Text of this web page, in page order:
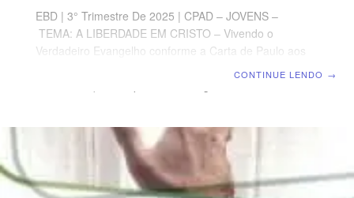
EBD | 3° Trimestre De 2025 | CPAD – JOVENS –
TEMA: A LIBERDADE EM CRISTO – Vivendo o
Verdadeiro Evangelho conforme a Carta de Paulo aos
promessa de Deus não pode ser revogada pela Lei,
pois Deus não se contradiz. LEITURA SEMANAL
SEGUNDA-FEIRA – GL 3.17 A aliança não é invalidada
pela LeiTERÇA-FEIRA – Gn 12.3 Todas as famílias
CONTINUE LENDO →